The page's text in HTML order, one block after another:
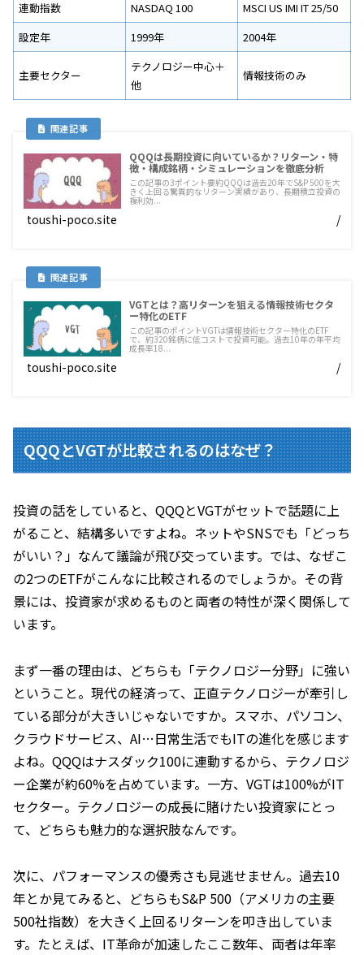
連動指数 NASDAQ 100
MSCI US IMI IT 25/50
設定年
1999年 2004年
主要セクター
テクノロジー中心＋
他
情報技術のみ
QQQは長期投資に向いているか？リターン・特
徴・構成銘柄・シミュレーションを徹底分析
この記事の3ポイント要約QQQは過去20年でS&P 500を大
きく上回る驚異的なリターン実績があり、長期積立投資の
複利効...
toushi-poco.site /
VGTとは？高リターンを狙える情報技術セクタ
ー特化のETF
この記事のポイントVGTは情報技術セクター特化のETF
で、約320銘柄に低コストで投資可能。過去10年の年平均
成長率18...
toushi-poco.site /
QQQとVGTが比較されるのはなぜ？
投資の話をしていると、QQQとVGTがセットで話題に上
がること、結構多いですよね。ネットやSNSでも「どっち
がいい？」なんて議論が飛び交っています。では、なぜこ
の2つのETFがこんなに比較されるのでしょうか。その背
景には、投資家が求めるものと両者の特性が深く関係して
います。
まず一番の理由は、どちらも「テクノロジー分野」に強い
ということ。現代の経済って、正直テクノロジーが牽引し
ている部分が大きいじゃないですか。スマホ、パソコン、
クラウドサービス、AI…日常生活でもITの進化を感じます
よね。QQQはナスダック100に連動するから、テクノロジ
ー企業が約60%を占めています。一方、VGTは100%がIT
セクター。テクノロジーの成長に賭けたい投資家にとっ
て、どちらも魅力的な選択肢なんです。
次に、パフォーマンスの優秀さも見逃せません。過去10
年とか見てみると、どちらもS&P 500（アメリカの主要
500社指数）を大きく上回るリターンを叩き出していま
す。たとえば、IT革命が加速したここ数年、両者は年率